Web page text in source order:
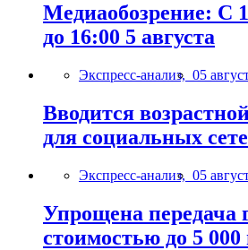
Медиаобозрение: С
до 16:00 5 августа
Экспресс-анализ, 05
Вводится
для социальных
Экспресс-анализ, 05
Упрощена передача
стоимостью до 5 000